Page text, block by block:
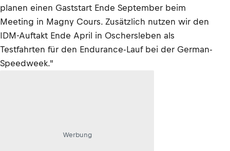
planen einen Gaststart Ende September beim
Meeting in Magny Cours. Zusätzlich nutzen wir den
IDM-Auftakt Ende April in Oschersleben als
Testfahrten für den Endurance-Lauf bei der German-
Speedweek."
Werbung